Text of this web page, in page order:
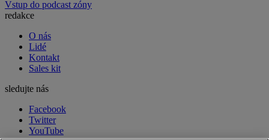
Vstup do podcast zóny
redakce
O nás
Lidé
Kontakt
Sales kit
sledujte nás
Facebook
Twitter
YouTube